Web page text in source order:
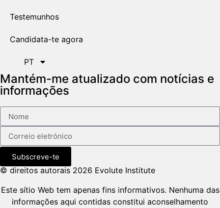
Testemunhos
Candidata-te agora
PT
Mantém-me atualizado com notícias e
informações
Subscreve-te
© direitos autorais 2026 Evolute Institute
Este sítio Web tem apenas fins informativos. Nenhuma das
informações aqui contidas constitui aconselhamento